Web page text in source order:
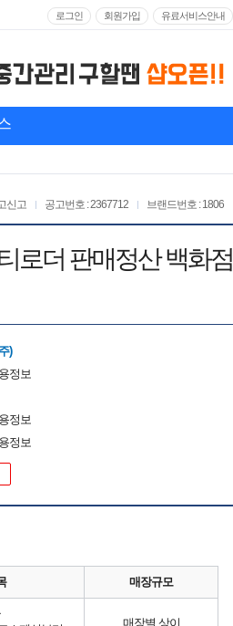
로그인 회원가입 유료서비스안내
브랜드번호 : 1806
공고번호 : 2367712
신고
로더 판매정산 백화점
)
정보
정보
정보
매장규모
매장별 상이